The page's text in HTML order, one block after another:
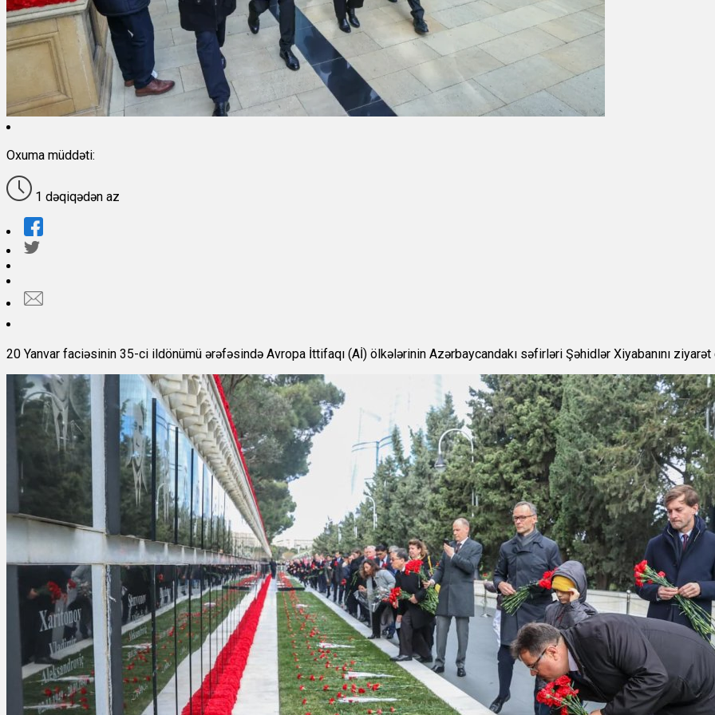
Oxuma müddəti:
1 dəqiqədən az
20 Yanvar faciəsinin 35-ci ildönümü ərəfəsində Avropa İttifaqı (Aİ) ölkələrinin Azərbaycandakı səfirləri Şəhidlər Xiyabanını ziyarət